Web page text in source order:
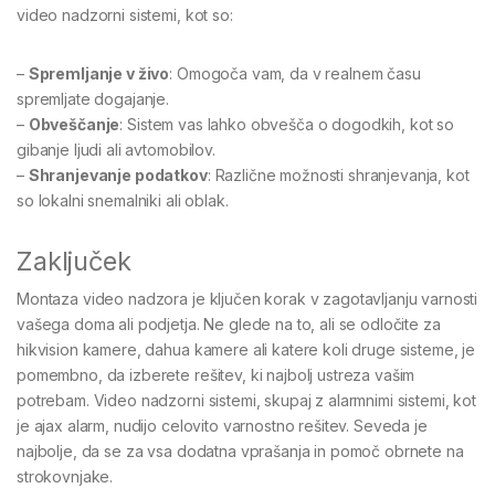
video nadzorni sistemi, kot so:
– Spremljanje v živo: Omogoča vam, da v realnem času
spremljate dogajanje.
– Obveščanje: Sistem vas lahko obvešča o dogodkih, kot so
gibanje ljudi ali avtomobilov.
– Shranjevanje podatkov: Različne možnosti shranjevanja, kot
so lokalni snemalniki ali oblak.
Zaključek
Montaza video nadzora je ključen korak v zagotavljanju varnosti
vašega doma ali podjetja. Ne glede na to, ali se odločite za
hikvision kamere, dahua kamere ali katere koli druge sisteme, je
pomembno, da izberete rešitev, ki najbolj ustreza vašim
potrebam. Video nadzorni sistemi, skupaj z alarmnimi sistemi, kot
je ajax alarm, nudijo celovito varnostno rešitev. Seveda je
najbolje, da se za vsa dodatna vprašanja in pomoč obrnete na
strokovnjake.